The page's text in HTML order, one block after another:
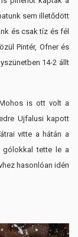
sem illetődött
és csak tíz és fél
Pintér, Ofner és
14-2 állt
is ott volt a
Ujfalusi kapott
vitte a hátán a
gólokkal tette le a
hasonlóan idén